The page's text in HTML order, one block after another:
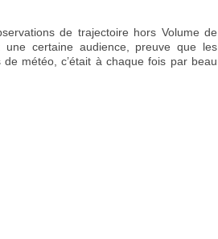
de trajectoire hors Volume de
une certaine audience, preuve que les
météo, c’était à chaque fois par beau